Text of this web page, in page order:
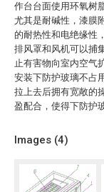
作台台面使用环氧树
尤其是耐碱性，漆膜
的耐热性和电绝缘性
排风罩和风机可以捕
止有害物向室内空气
安装下防护玻璃不占
拉上去后拥有宽敞的
盈配合，使得下防护
Images (4)